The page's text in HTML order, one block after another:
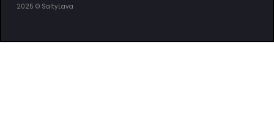
2025 © SaltyLava